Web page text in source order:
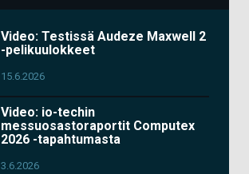
Video: Testissä Audeze Maxwell 2
-pelikuulokkeet
15.6.2026
Video: io-techin
messuosastoraportit Computex
2026 -tapahtumasta
3.6.2026